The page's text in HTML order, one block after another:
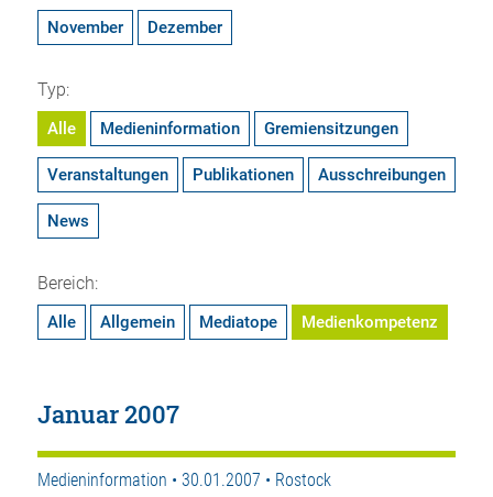
November Dezember
Typ:
Alle Medieninformation Gremiensitzungen
Veranstaltungen Publikationen Ausschreibungen
News
Bereich:
Alle Allgemein Mediatope Medienkompetenz
Januar 2007
Medieninformation • 30.01.2007 • Rostock